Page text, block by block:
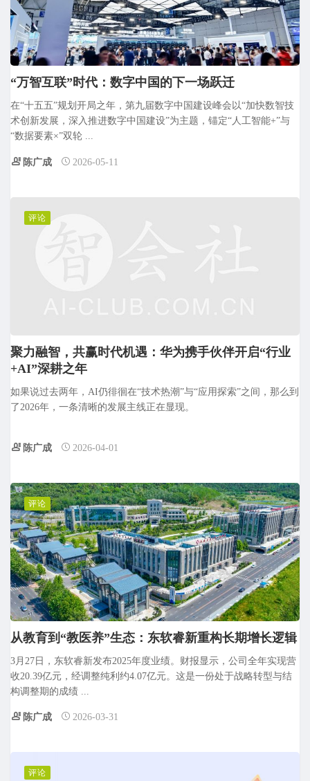
“万智互联”时代：数字中国的下一场跃迁
在“十五五”规划开局之年，第九届数字中国建设峰会以“加快数智技
术创新发展，深入推进数字中国建设”为主题，锚定“人工智能+”与
“数据要素×”双轮 ...
陈广成 2026-05-11
聚力融智，共赢时代机遇：华为携手伙伴开启“行业
+AI”深耕之年
如果说过去两年，AI仍徘徊在“技术热潮”与“应用探索”之间，那么到
了2026年，一条清晰的发展主线正在显现。
陈广成 2026-04-01
评论
从教育到“教医养”生态：东软睿新重构长期增长逻辑
3月27日，东软睿新发布2025年度业绩。财报显示，公司全年实现营
收20.39亿元，经调整纯利约4.07亿元。这是一份处于战略转型与结
构调整期的成绩 ...
陈广成 2026-03-31
评论
评论